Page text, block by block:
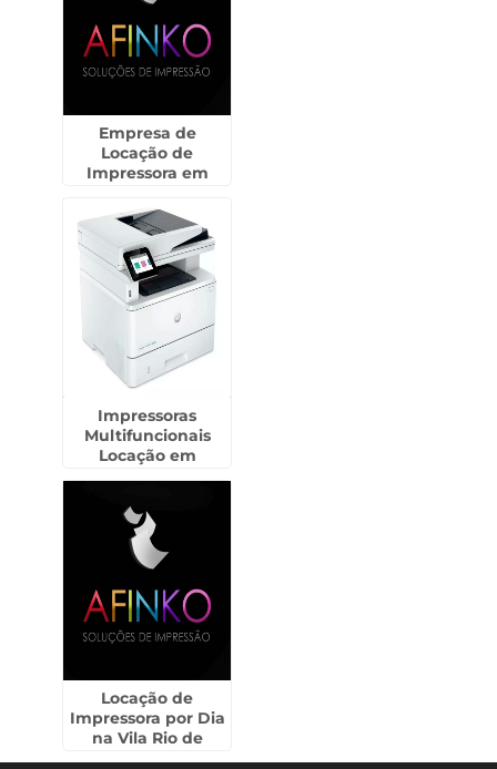
Empresa de
Locação de
Impressora em
Guarulhos
Impressoras
Multifuncionais
Locação em
Locação de
Impressora por Dia
na Vila Rio de
Janeiro - Guarulhos